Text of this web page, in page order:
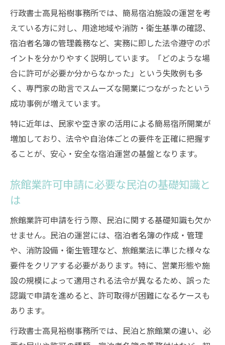
行政書士高見裕樹事務所では、簡易宿泊施設の運営を考
えている方に対し、用途地域や消防・衛生基準の確認、
宿泊者名簿の管理義務など、実務に即した法令遵守のポ
イントを分かりやすく説明しています。「どのような場
合に許可が必要か分からなかった」という失敗例も多
く、専門家の助言でスムーズな開業につながったという
成功事例が増えています。
特に近年は、民家や空き家の活用による簡易宿所開業が
増加しており、法令や自治体ごとの要件を正確に把握す
ることが、安心・安全な宿泊運営の基盤となります。
旅館業許可申請に必要な民泊の基礎知識と
は
旅館業許可申請を行う際、民泊に関する基礎知識も欠か
せません。民泊の運営には、宿泊者名簿の作成・管理
や、消防設備・衛生管理など、旅館業法に準じた様々な
要件をクリアする必要があります。特に、営業形態や施
設の規模によって適用される法令が異なるため、誤った
認識で申請を進めると、許可取得が困難になるケースも
あります。
行政書士高見裕樹事務所では、民泊と旅館業の違い、必